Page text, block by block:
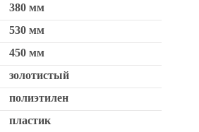
380 мм
530 мм
450 мм
золотистый
полиэтилен
пластик